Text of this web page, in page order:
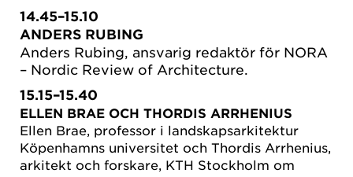
14.45–15.10
ANDERS RUBING
Anders Rubing, ansvarig redaktör för NORA
– Nordic Review of Architecture.
15.15–15.40
ELLEN BRAE OCH THORDIS ARRHENIUS
Ellen Brae, professor i landskapsarkitektur
Köpenhamns universitet och Thordis Arrhenius,
arkitekt och forskare, KTH Stockholm om